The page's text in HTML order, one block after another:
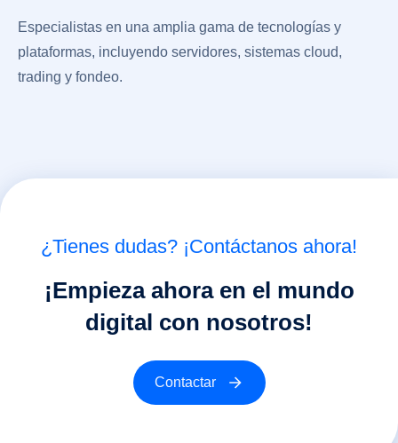
Especialistas en una amplia gama de tecnologías y
plataformas, incluyendo servidores, sistemas cloud,
trading y fondeo.
¿Tienes dudas? ¡Contáctanos ahora!
¡Empieza ahora en el mundo
digital con nosotros!
Contactar